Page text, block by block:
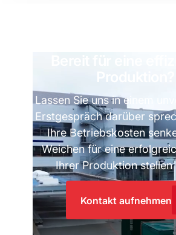
Produktion?
Lassen Sie uns in einem
Erstgespräch darüber
Ihre Betriebskosten
Weichen für eine
Ihrer Produktion stellen
Kontakt aufnehmen